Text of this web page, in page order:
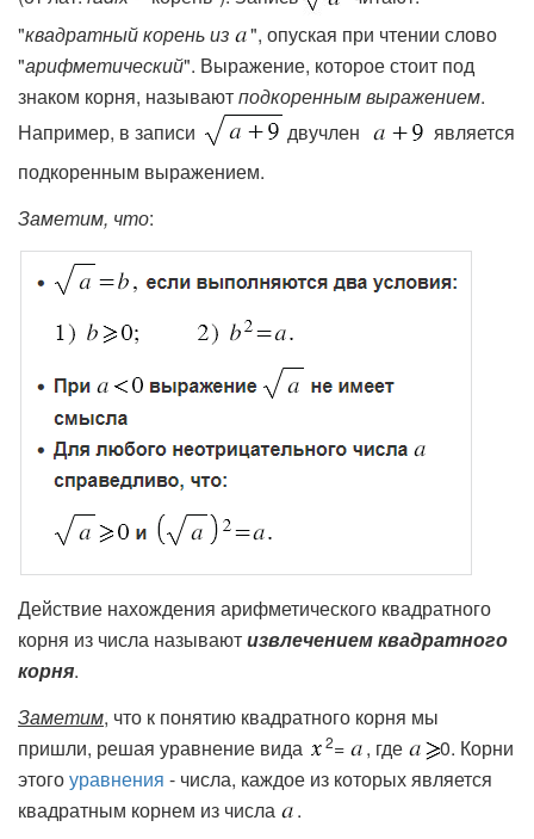
"квадратный корень из
", опуская при чтении слово
"арифметический". Выражение, которое стоит под
знаком корня, называютподкоренным выражением.
Например, в записи
двучлен
является
подкоренным выражением.
Заметим, что:
Действие нахождения арифметического квадратного
корня из числа называютизвлечением квадратного
корня.
Заметим, что к понятию квадратного корня мы
пришли, решая уравнение вида
2= , где
0. Корни
этогоуравнения - числа, каждое из которых является
квадратным корнем из числа
.